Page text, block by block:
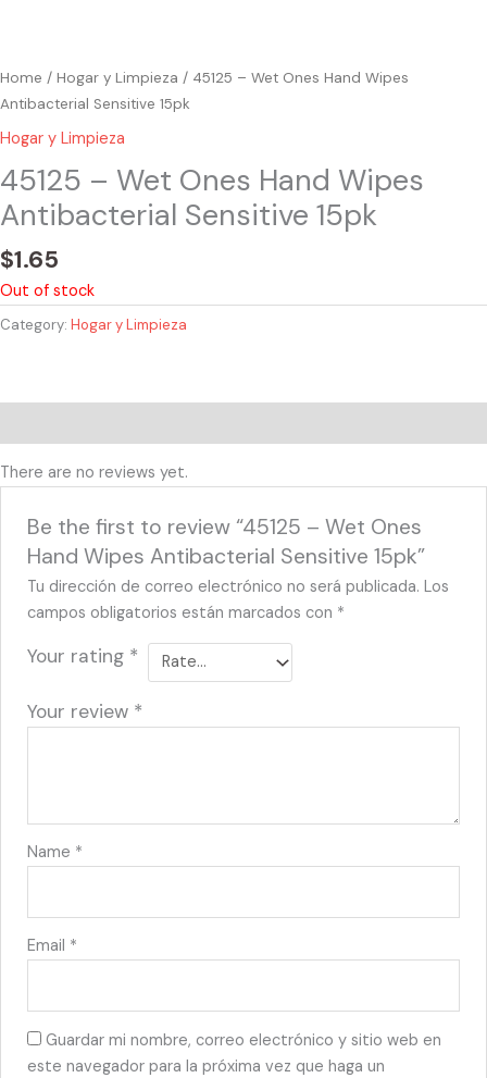
Home / Hogar y Limpieza / 45125 – Wet Ones Hand Wipes
Antibacterial Sensitive 15pk
Hogar y Limpieza
45125 – Wet Ones Hand Wipes
Antibacterial Sensitive 15pk
$1.65
Out of stock
Category: Hogar y Limpieza
There are no reviews yet.
Be the first to review “45125 – Wet Ones
Hand Wipes Antibacterial Sensitive 15pk”
Tu dirección de correo electrónico no será publicada. Los
campos obligatorios están marcados con *
Your rating *
Your review *
Name *
Email *
Guardar mi nombre, correo electrónico y sitio web en
este navegador para la próxima vez que haga un